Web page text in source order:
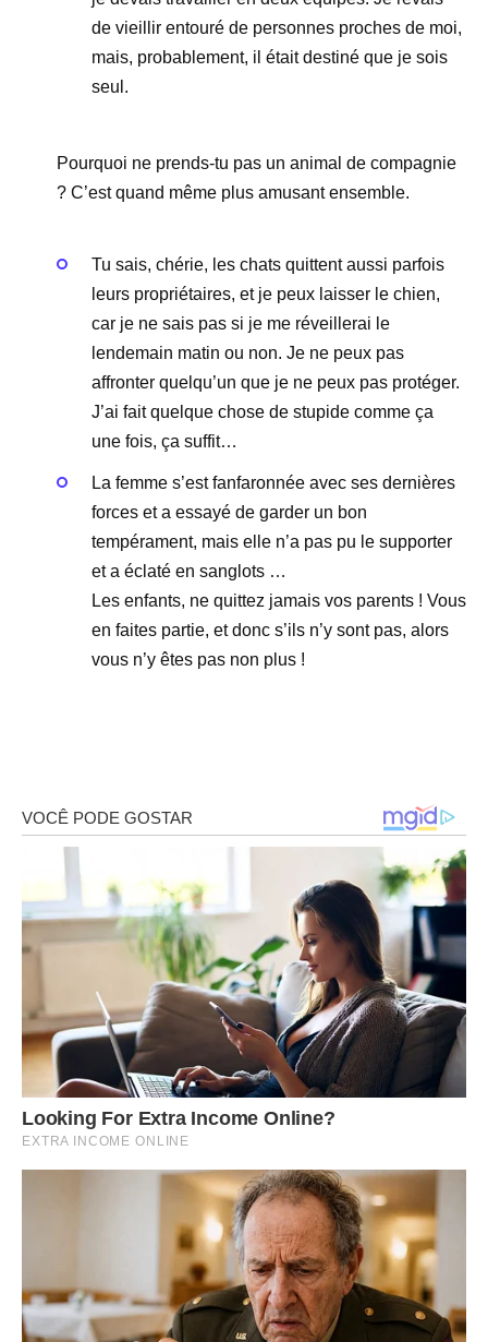
de vieillir entouré de personnes proches de moi,
mais, probablement, il était destiné que je sois
seul.
Pourquoi ne prends-tu pas un animal de compagnie
? C’est quand même plus amusant ensemble.
Tu sais, chérie, les chats quittent aussi parfois
leurs propriétaires, et je peux laisser le chien,
car je ne sais pas si je me réveillerai le
lendemain matin ou non. Je ne peux pas
affronter quelqu’un que je ne peux pas protéger.
J’ai fait quelque chose de stupide comme ça
une fois, ça suffit…
La femme s’est fanfaronnée avec ses dernières
forces et a essayé de garder un bon
tempérament, mais elle n’a pas pu le supporter
et a éclaté en sanglots …
Les enfants, ne quittez jamais vos parents ! Vous
en faites partie, et donc s’ils n’y sont pas, alors
vous n’y êtes pas non plus !